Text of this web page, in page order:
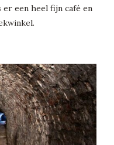
een heel fijn café en